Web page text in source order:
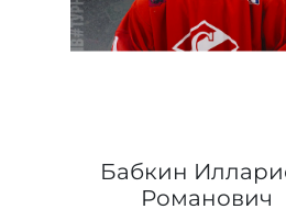
Бабкин
Романович